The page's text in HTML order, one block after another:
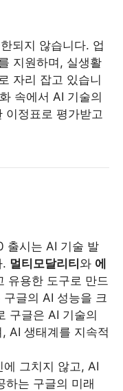
되지 않습니다. 업
지원하며, 실생활
자리 잡고 있습니
속에서 AI 기술의
이정표로 평가받고
출시는 AI 기술 발
. 멀티모달리티 와 에
유용한 도구로 만드
구글의 AI 성능을 크
구글은 AI 기술의
AI 생태계를 지속적
그치지 않고, AI
하는 구글의 미래